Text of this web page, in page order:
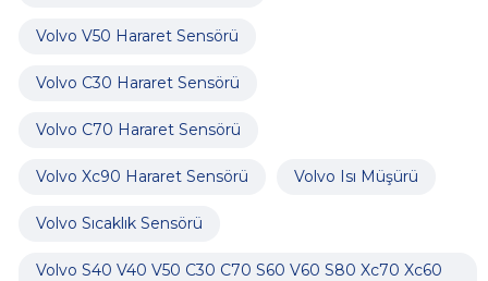
Volvo V50 Hararet Sensörü
Volvo C30 Hararet Sensörü
Volvo C70 Hararet Sensörü
Volvo Xc90 Hararet Sensörü Volvo Isı Müşürü
Volvo Sıcaklık Sensörü
Volvo S40 V40 V50 C30 C70 S60 V60 S80 Xc70 Xc60